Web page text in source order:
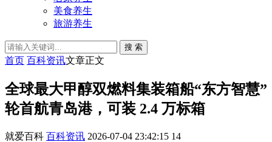
美食养生
旅游养生
搜 索
首页 百科资讯文章正文
全球最大甲醇双燃料集装箱船“东方智慧”
轮首航青岛港，可装 2.4 万标箱
就爱百科 百科资讯 2026-07-04 23:42:15 14